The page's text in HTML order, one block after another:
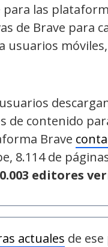
las
de Brave para
usuarios
de contenido
Brave
8.114 de
editores
actuales de